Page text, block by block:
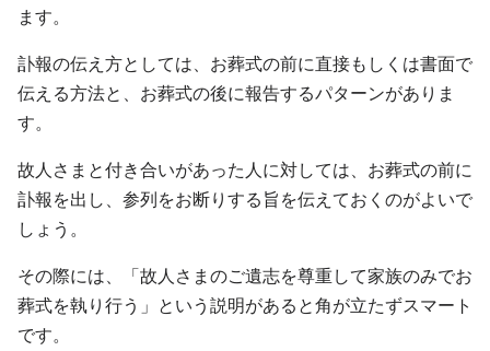
ます。
訃報の伝え方としては、お葬式の前に直接もしくは書面で
伝える方法と、お葬式の後に報告するパターンがありま
す。
故人さまと付き合いがあった人に対しては、お葬式の前に
訃報を出し、参列をお断りする旨を伝えておくのがよいで
しょう。
その際には、「故人さまのご遺志を尊重して家族のみでお
葬式を執り行う」という説明があると角が立たずスマート
です。